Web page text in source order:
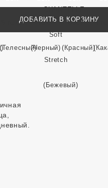
ДОБАВИТЬ В КОРЗИНУ